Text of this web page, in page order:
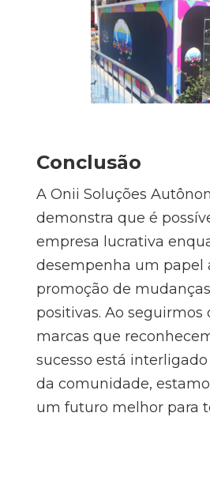
Conclusão
A Onii Soluções
demonstra que é
empresa lucrativa
desempenha um papel
promoção de
positivas. Ao seguirmos
marcas que
sucesso está
da comunidade,
um futuro melhor para